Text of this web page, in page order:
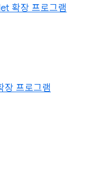
확장 프로그램
프로그램